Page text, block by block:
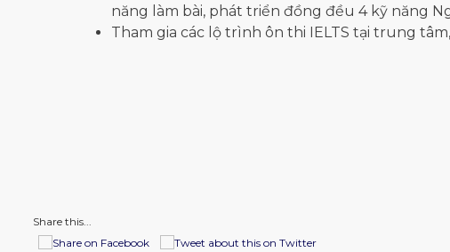
năng làm bài, phát triển đồng đều 4 kỹ năng
Tham gia các lộ trình ôn thi IELTS tại trung
Share this...